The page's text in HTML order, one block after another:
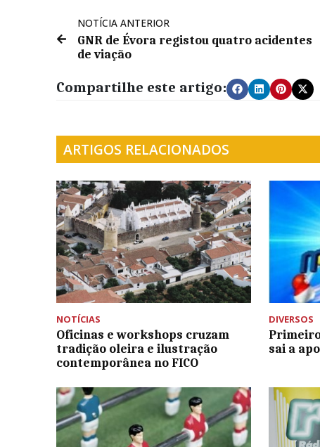
NOTÍCIA ANTERIOR
GNR de Évora registou quatro acidentes
de viação
Compartilhe este artigo:
ARTIGOS RELACIONADOS
NOTÍCIAS
Oficinas e workshops cruzam
tradição oleira e ilustração
contemporânea no FICO
DIVERSOS
sai a